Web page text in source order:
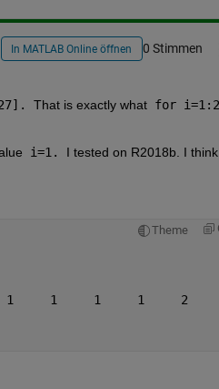
In MATLAB Online öffnen 0 Stimmen
That is exactly what
i=1. I tested on R2018b. I think
Theme
1     1     1     2